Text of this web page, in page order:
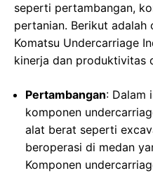
seperti pertambangan,
pertanian. Berikut
Komatsu Undercarriage
kinerja dan produktivitas
Pertambangan: Dalam
komponen
alat berat seperti
beroperasi di medan
Komponen